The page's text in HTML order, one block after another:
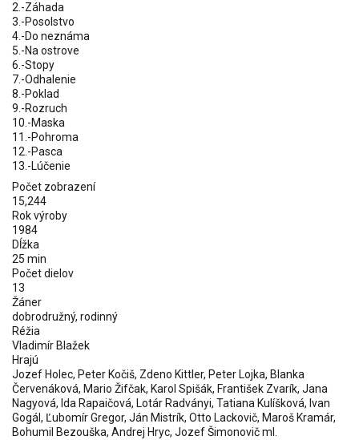
2.-Záhada
3.-Posolstvo
4.-Do neznáma
5.-Na ostrove
6.-Stopy
7.-Odhalenie
8.-Poklad
9.-Rozruch
10.-Maska
11.-Pohroma
12.-Pasca
13.-Lúčenie
Počet zobrazení
15,244
Rok výroby
1984
Dĺžka
25 min
Počet dielov
13
Žáner
dobrodružný, rodinný
Réžia
Vladimír Blažek
Hrajú
Jozef Holec, Peter Kočiš, Zdeno Kittler, Peter Lojka, Blanka
Červenáková, Mario Žifčak, Karol Spišák, František Zvarík, Jana
Nagyová, Ida Rapaičová, Lotár Radványi, Tatiana Kulíšková, Ivan
Gogál, Ľubomír Gregor, Ján Mistrík, Otto Lackovič, Maroš Kramár,
Bohumil Bezouška, Andrej Hryc, Jozef Šimonovič ml.